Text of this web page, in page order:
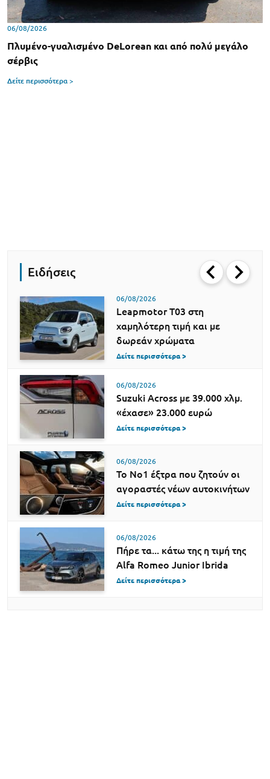
06/08/2026
Πλυμένο-γυαλισμένο DeLorean και από πολύ μεγάλο
σέρβις
Δείτε περισσότερα >
Ειδήσεις
06/08/2026
Leapmotor T03 στη
χαμηλότερη τιμή και με
δωρεάν χρώματα
Δείτε περισσότερα >
06/08/2026
Suzuki Across με 39.000 χλμ.
«έχασε» 23.000 ευρώ
Δείτε περισσότερα >
06/08/2026
Το Νο1 έξτρα που ζητούν οι
αγοραστές νέων αυτοκινήτων
Δείτε περισσότερα >
06/08/2026
Πήρε τα... κάτω της η τιμή της
Alfa Romeo Junior Ibrida
Δείτε περισσότερα >